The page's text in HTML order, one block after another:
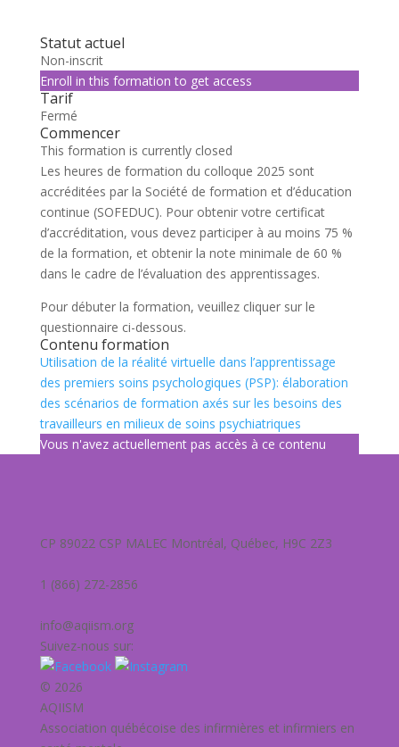
Statut actuel
Non-inscrit
Enroll in this formation to get access
Tarif
Fermé
Commencer
This formation is currently closed
Les heures de formation du colloque 2025 sont
accréditées par la Société de formation et d’éducation
continue (SOFEDUC). Pour obtenir votre certificat
d’accréditation, vous devez participer à au moins 75 %
de la formation, et obtenir la note minimale de 60 %
dans le cadre de l’évaluation des apprentissages.
Pour débuter la formation, veuillez cliquer sur le
questionnaire ci-dessous.
Contenu formation
Utilisation de la réalité virtuelle dans l’apprentissage
des premiers soins psychologiques (PSP): élaboration
des scénarios de formation axés sur les besoins des
travailleurs en milieux de soins psychiatriques
Vous n'avez actuellement pas accès à ce contenu
CP 89022 CSP MALEC Montréal, Québec, H9C 2Z3
1 (866) 272-2856
info@aqiism.org
Suivez-nous sur:
© 2026
AQIISM
Association québécoise des infirmières et infirmiers en